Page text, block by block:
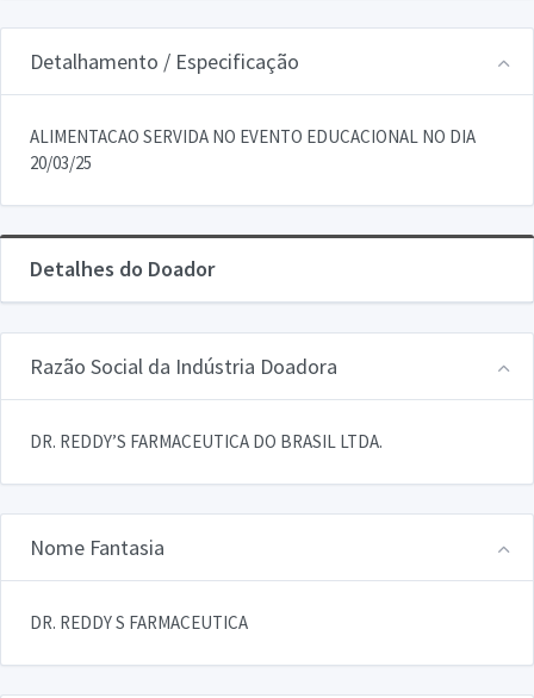
Detalhamento / Especificação
ALIMENTACAO SERVIDA NO EVENTO EDUCACIONAL NO DIA
20/03/25
Detalhes do Doador
Razão Social da Indústria Doadora
DR. REDDY’S FARMACEUTICA DO BRASIL LTDA.
Nome Fantasia
DR. REDDY S FARMACEUTICA